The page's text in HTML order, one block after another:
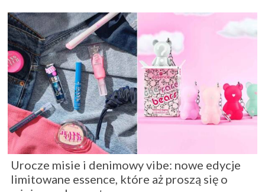
Urocze misie i denimowy vibe: nowe edycje
limitowane essence, które aż proszą się o